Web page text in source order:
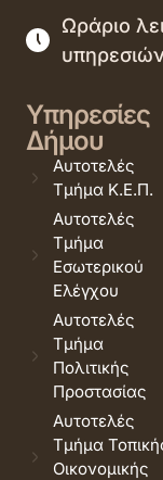
Ωράριο
Υπηρεσίες
Δήμου
Αυτοτελές
Τμήμα Κ.Ε.Π.
Αυτοτελές
Τμήμα
Εσωτερικού
Ελέγχου
Αυτοτελές
Τμήμα
Πολιτικής
Προστασίας
Αυτοτελές
Τμήμα
Οικονομικής